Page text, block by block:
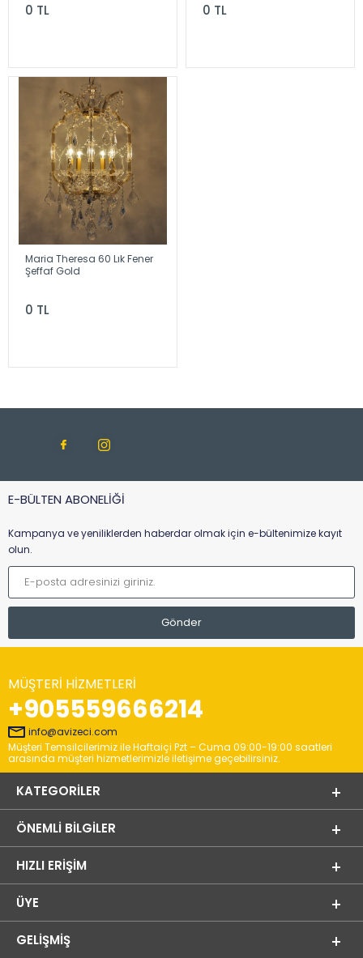
0 TL 0 TL
Maria Theresa 60 Lık Fener
Şeffaf Gold
0 TL
E-BÜLTEN ABONELİĞİ
Kampanya ve yeniliklerden haberdar olmak için e-bültenimize kayıt
olun.
MÜŞTERI HIZMETLERI
+905559666214
info@avizeci.com
Müşteri Temsilcilerimiz ile Haftaiçi Pzt – Cuma 09:00-19:00 saatleri
arasında müşteri hizmetlerimizle iletişime geçebilirsiniz.
KATEGORILER
ÖNEMLI BILGILER
HIZLI ERIŞIM
ÜYE
GELIŞMIŞ